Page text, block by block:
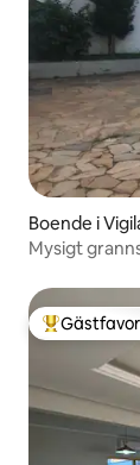
Boende i
Mysigt
Populär